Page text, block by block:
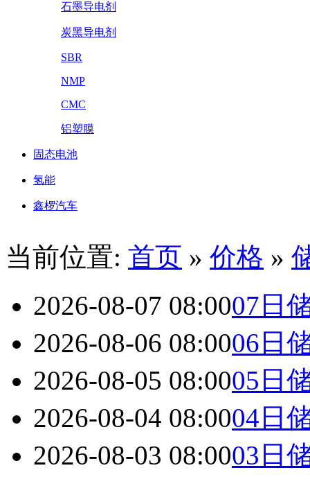
石墨导电剂
炭黑导电剂
SBR
NMP
CMC
铝塑膜
固态电池
氢能
鑫椤汽车
当前位置: 首页 » 价格 »
2026-08-07 08:0007日
2026-08-06 08:0006日
2026-08-05 08:0005日
2026-08-04 08:0004日
2026-08-03 08:0003日